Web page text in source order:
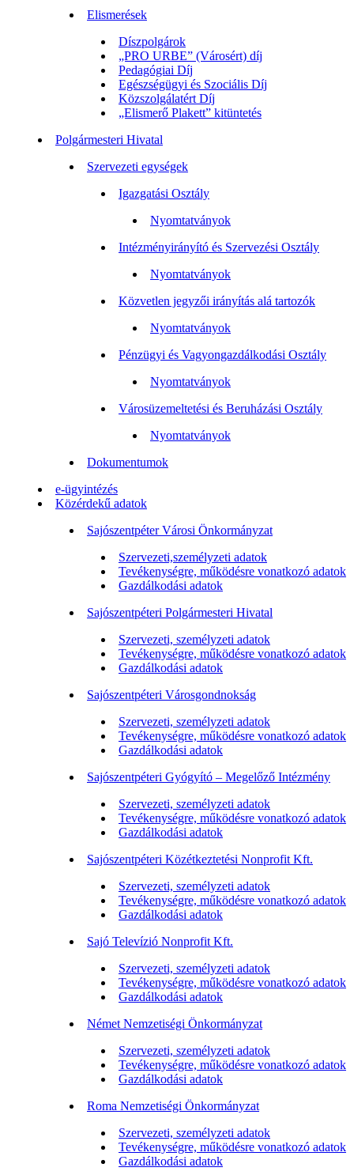
Elismerések
Díszpolgárok
„PRO URBE” (Városért) díj
Pedagógiai Díj
Egészségügyi és Szociális Díj
Közszolgálatért Díj
„Elismerő Plakett” kitüntetés
Polgármesteri Hivatal
Szervezeti egységek
Igazgatási Osztály
Nyomtatványok
Intézményirányító és Szervezési Osztály
Nyomtatványok
Közvetlen jegyzői irányítás alá tartozók
Nyomtatványok
Pénzügyi és Vagyongazdálkodási Osztály
Nyomtatványok
Városüzemeltetési és Beruházási Osztály
Nyomtatványok
Dokumentumok
e-ügyintézés
Közérdekű adatok
Sajószentpéter Városi Önkormányzat
Szervezeti,személyzeti adatok
Tevékenységre, működésre vonatkozó adatok
Gazdálkodási adatok
Sajószentpéteri Polgármesteri Hivatal
Szervezeti, személyzeti adatok
Tevékenységre, működésre vonatkozó adatok
Gazdálkodási adatok
Sajószentpéteri Városgondnokság
Szervezeti, személyzeti adatok
Tevékenységre, működésre vonatkozó adatok
Gazdálkodási adatok
Sajószentpéteri Gyógyító – Megelőző Intézmény
Szervezeti, személyzeti adatok
Tevékenységre, működésre vonatkozó adatok
Gazdálkodási adatok
Sajószentpéteri Közétkeztetési Nonprofit Kft.
Szervezeti, személyzeti adatok
Tevékenységre, működésre vonatkozó adatok
Gazdálkodási adatok
Sajó Televízió Nonprofit Kft.
Szervezeti, személyzeti adatok
Tevékenységre, működésre vonatkozó adatok
Gazdálkodási adatok
Német Nemzetiségi Önkormányzat
Szervezeti, személyzeti adatok
Tevékenységre, működésre vonatkozó adatok
Gazdálkodási adatok
Roma Nemzetiségi Önkormányzat
Szervezeti, személyzeti adatok
Tevékenységre, működésre vonatkozó adatok
Gazdálkodási adatok